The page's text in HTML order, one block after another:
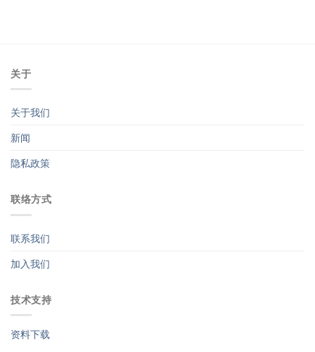
关于
关于我们
新闻
隐私政策
联络方式
联系我们
加入我们
技术支持
资料下载